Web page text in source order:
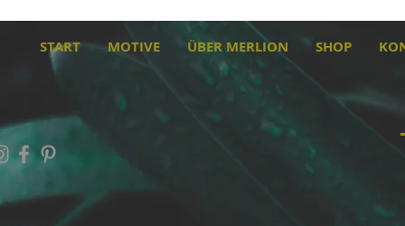
START MOTIVE ÜBER MERLION SHOP